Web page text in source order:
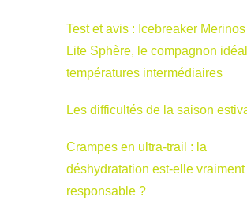
Test et avis : Icebreaker
Lite Sphère, le compagnon
températures intermédiaires
Les difficultés de la saison
Crampes en ultra-trail : la
déshydratation est-elle vraiment
responsable ?